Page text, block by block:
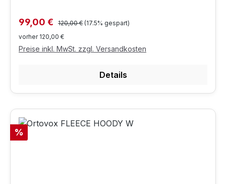
Verkaufspreis:
99,00 € Regulärer Preis:
120,00 € (17.5% gespart)
vorher 120,00 €
Preise inkl. MwSt. zzgl. Versandkosten
Details
Rabatt
%